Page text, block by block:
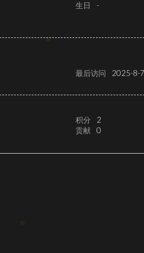
生日 -
最后访问
2025-8-
积分
2
贡献 0